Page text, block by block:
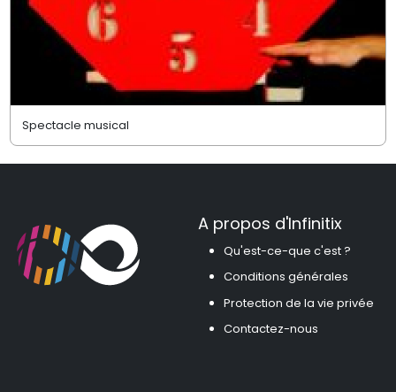
Spectacle musical
A propos d'Infinitix
Qu'est-ce-que c'est ?
Conditions générales
Protection de la vie privée
Contactez-nous